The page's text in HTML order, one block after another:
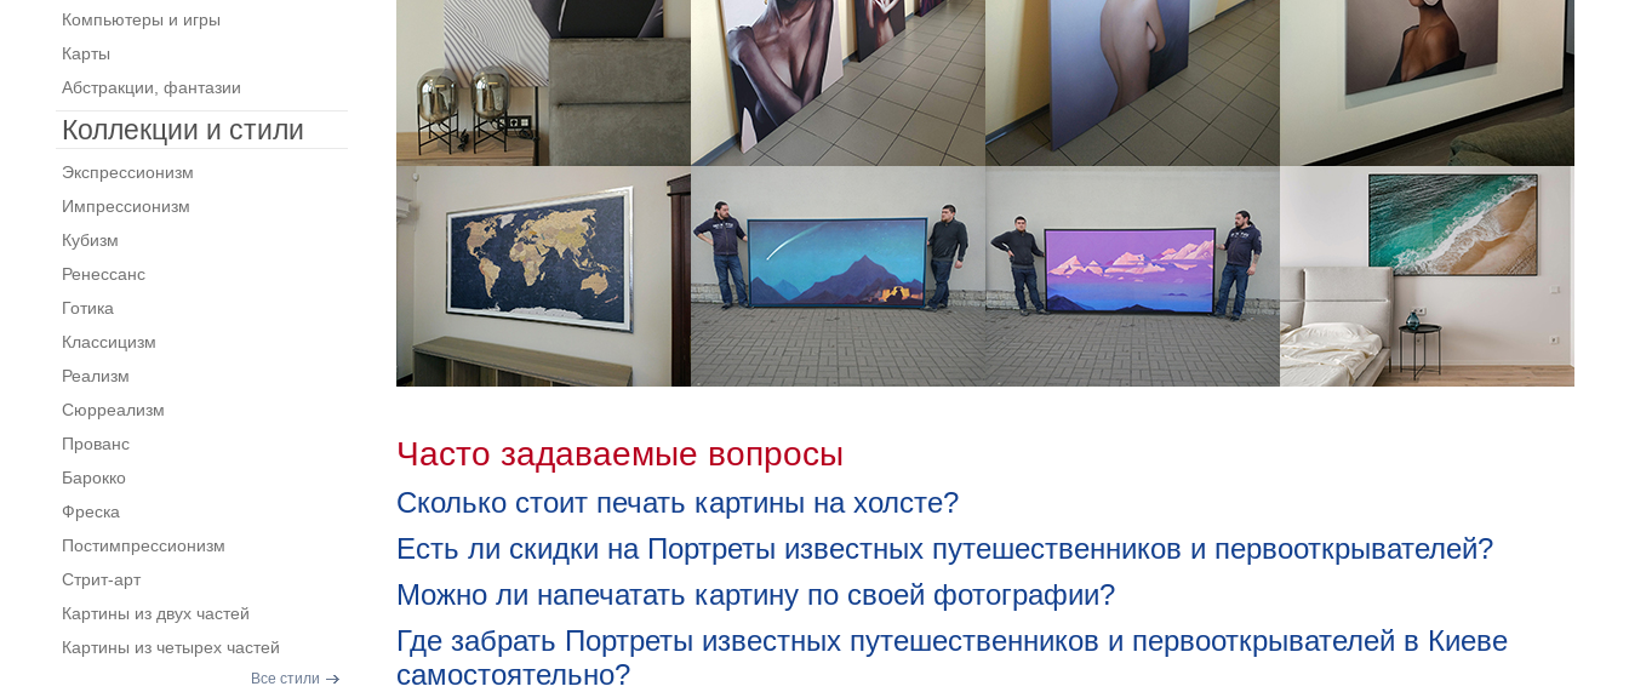
Часто задаваемые вопросы
Сколько стоит печать картины на холсте?
Есть ли скидки на Портреты известных путешественников и первооткрывателей?
Можно ли напечатать картину по своей фотографии?
Где забрать Портреты известных путешественников и первооткрывателей в Киеве
самостоятельно?
Компьютеры и игры
Карты
Абстракции, фантазии
Коллекции и стили
Экспрессионизм
Импрессионизм
Кубизм
Ренессанс
Готика
Классицизм
Реализм
Сюрреализм
Прованс
Барокко
Фреска
Постимпрессионизм
Стрит-арт
Картины из двух частей
Картины из четырех частей
Все стили